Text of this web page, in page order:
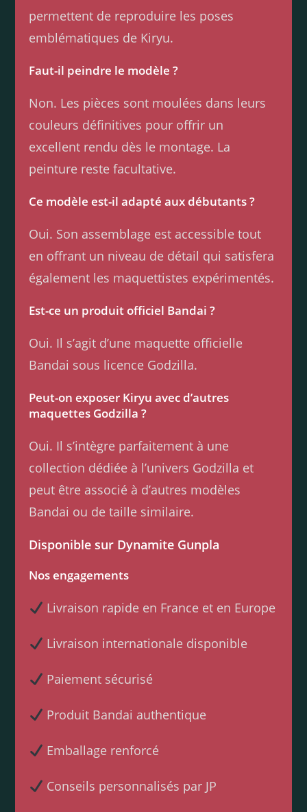
permettent de reproduire les poses
emblématiques de Kiryu.
Faut-il peindre le modèle ?
Non. Les pièces sont moulées dans leurs
couleurs définitives pour offrir un
excellent rendu dès le montage. La
peinture reste facultative.
Ce modèle est-il adapté aux débutants ?
Oui. Son assemblage est accessible tout
en offrant un niveau de détail qui satisfera
également les maquettistes expérimentés.
Est-ce un produit officiel Bandai ?
Oui. Il s’agit d’une maquette officielle
Bandai sous licence Godzilla.
Peut-on exposer Kiryu avec d’autres
maquettes Godzilla ?
Oui. Il s’intègre parfaitement à une
collection dédiée à l’univers Godzilla et
peut être associé à d’autres modèles
Bandai ou de taille similaire.
Disponible sur Dynamite Gunpla
Nos engagements
Livraison rapide en France et en Europe
Livraison internationale disponible
Paiement sécurisé
Produit Bandai authentique
Emballage renforcé
Conseils personnalisés par JP